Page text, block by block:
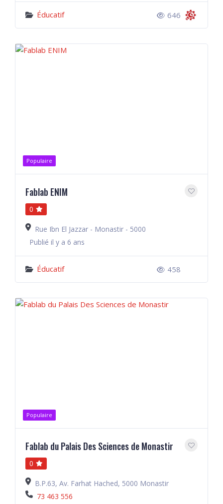
Éducatif 646
Populaire
Fablab ENIM
0
Rue Ibn El Jazzar - Monastir - 5000
Publié il y a 6 ans
Éducatif 458
Populaire
Fablab du Palais Des Sciences de Monastir
0
B.P.63, Av. Farhat Hached, 5000 Monastir
73 463 556